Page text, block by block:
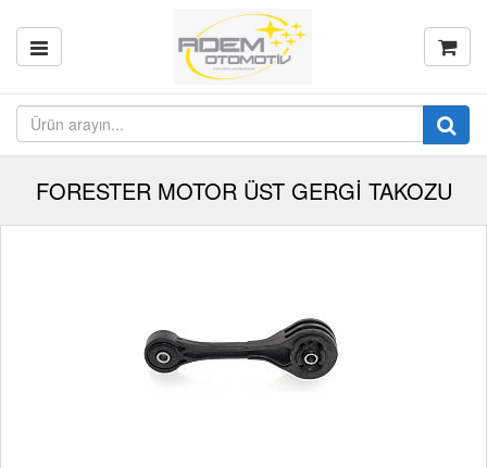
FORESTER MOTOR ÜST GERGİ TAKOZU